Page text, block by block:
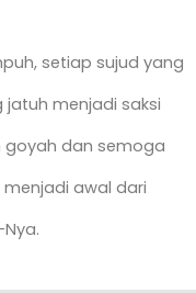
setiap sujud yang
menjadi saksi
goyah dan semoga
awal dari